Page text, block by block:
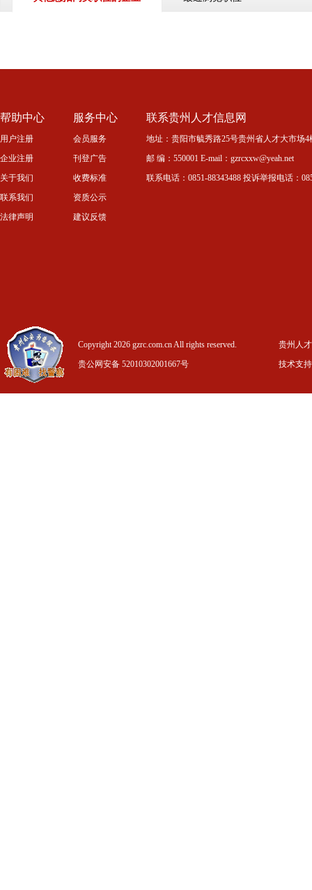
帮助中心
用户注册
企业注册
关于我们
联系我们
法律声明
服务中心
会员服务
刊登广告
收费标准
资质公示
建议反馈
联系贵州人才信息网
地址：贵阳市毓秀路25号贵州省人才大市场
邮 编：550001 E-mail：gzrcxxw@yeah.net
联系电话：0851-88343488 投诉举报电话：
Copyright 2026 gzrc.com.cn All rights reserved.
贵公网安备 52010302001667号
贵州人
技术支